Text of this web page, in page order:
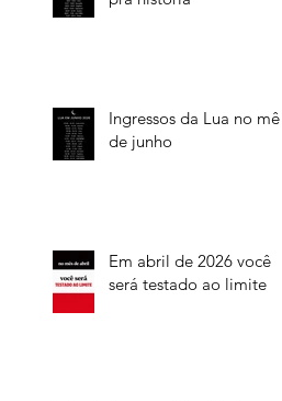
Ingressos da Lua no mês
de junho
Em abril de 2026 você
será testado ao limite